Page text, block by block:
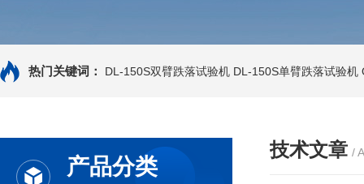
热门关键词： DL-150S双臂跌落试验机 DL-150S单臂跌落试验机
产品分类
技术文章 /